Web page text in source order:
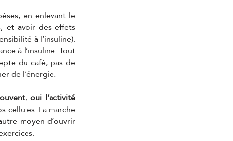
en enlevant le
et avoir des effets
à l’insuline).
à l’insuline. Tout
du café, pas de
de l’énergie.
oui l’activité
cellules. La marche
moyen d’ouvrir